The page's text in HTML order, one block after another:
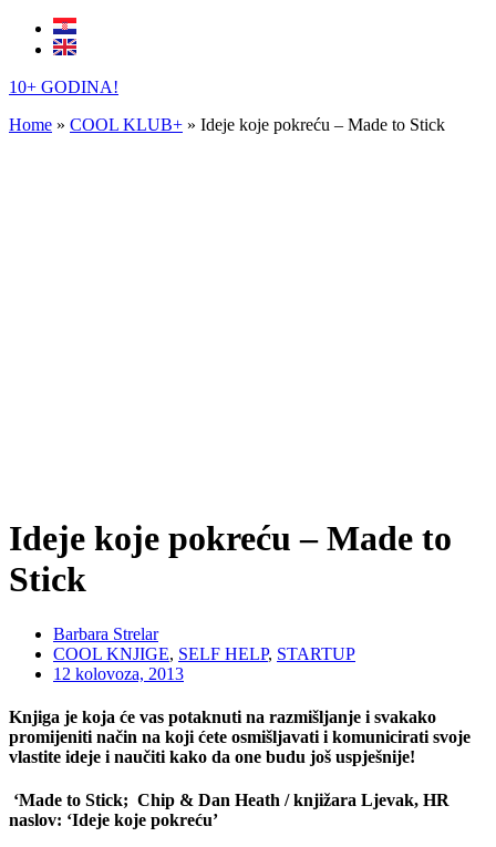
10+ GODINA!
Home » COOL KLUB+ » Ideje koje pokreću – Made to Stick
Ideje koje pokreću – Made to
Stick
Barbara Strelar
COOL KNJIGE, SELF HELP, STARTUP
12 kolovoza, 2013
Knjiga je koja će vas potaknuti na razmišljanje i svakako
promijeniti način na koji ćete osmišljavati i komunicirati svoje
vlastite ideje i naučiti kako da one budu još uspješnije!
‘Made to Stick; Chip & Dan Heath / knjižara Ljevak, HR
naslov: ‘Ideje koje pokreću’